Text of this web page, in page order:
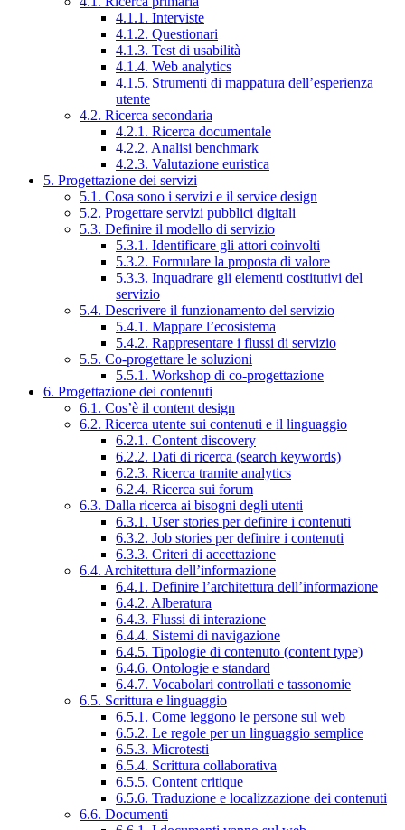
4.1.1. Interviste
4.1.2. Questionari
4.1.3. Test di usabilità
4.1.4. Web analytics
4.1.5. Strumenti di mappatura dell’esperienza
utente
4.2. Ricerca secondaria
4.2.1. Ricerca documentale
4.2.2. Analisi benchmark
4.2.3. Valutazione euristica
5. Progettazione dei servizi
5.1. Cosa sono i servizi e il service design
5.2. Progettare servizi pubblici digitali
5.3. Definire il modello di servizio
5.3.1. Identificare gli attori coinvolti
5.3.2. Formulare la proposta di valore
5.3.3. Inquadrare gli elementi costitutivi del
servizio
5.4. Descrivere il funzionamento del servizio
5.4.1. Mappare l’ecosistema
5.4.2. Rappresentare i flussi di servizio
5.5. Co-progettare le soluzioni
5.5.1. Workshop di co-progettazione
6. Progettazione dei contenuti
6.1. Cos’è il content design
6.2. Ricerca utente sui contenuti e il linguaggio
6.2.1. Content discovery
6.2.2. Dati di ricerca (search keywords)
6.2.3. Ricerca tramite analytics
6.2.4. Ricerca sui forum
6.3. Dalla ricerca ai bisogni degli utenti
6.3.1. User stories per definire i contenuti
6.3.2. Job stories per definire i contenuti
6.3.3. Criteri di accettazione
6.4. Architettura dell’informazione
6.4.1. Definire l’architettura dell’informazione
6.4.2. Alberatura
6.4.3. Flussi di interazione
6.4.4. Sistemi di navigazione
6.4.5. Tipologie di contenuto (content type)
6.4.6. Ontologie e standard
6.4.7. Vocabolari controllati e tassonomie
6.5. Scrittura e linguaggio
6.5.1. Come leggono le persone sul web
6.5.2. Le regole per un linguaggio semplice
6.5.3. Microtesti
6.5.4. Scrittura collaborativa
6.5.5. Content critique
6.5.6. Traduzione e localizzazione dei contenuti
6.6. Documenti